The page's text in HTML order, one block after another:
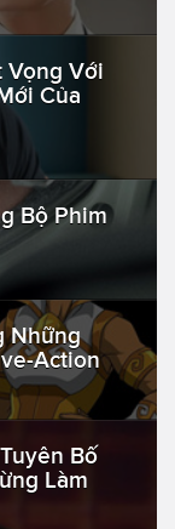
Vọng Với
Của
Bộ Phim
Những
Action
Bố
Làm